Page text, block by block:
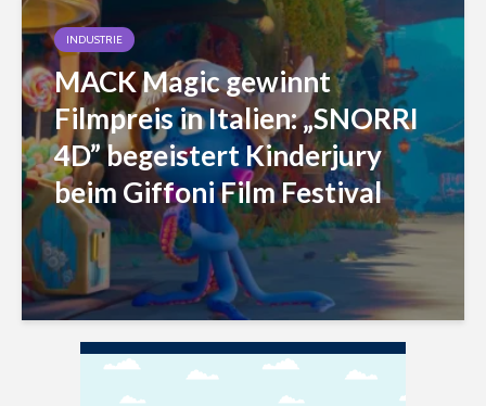
INDUSTRIE
MACK Magic gewinnt
Filmpreis in Italien: „SNORRI
4D” begeistert Kinderjury
beim Giffoni Film Festival